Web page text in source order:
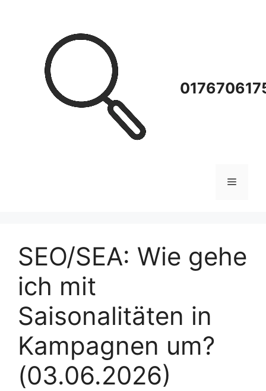
Menü
SEO/SEA: Wie gehe
ich mit
Saisonalitäten in
Kampagnen um?
(03.06.2026)